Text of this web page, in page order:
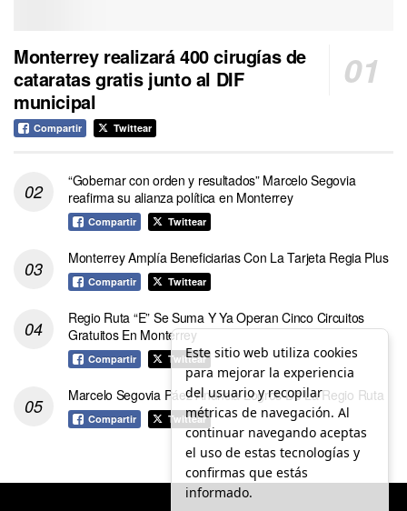
Monterrey realizará 400 cirugías de
cataratas gratis junto al DIF
municipal
Compartir Twittear
“Gobernar con orden y resultados” Marcelo Segovia
reafirma su alianza política en Monterrey
Compartir Twittear
Monterrey Amplía Beneficiarias Con La Tarjeta Regia Plus
Compartir Twittear
Regio Ruta “E” Se Suma Y Ya Operan Cinco Circuitos
Gratuitos En Monterrey
Compartir Twittear
Marcelo Segovia Páez Anuncia Logros De La Regio Ruta
Compartir Twittear
Este sitio web utiliza cookies
para mejorar la experiencia
del usuario y recopilar
métricas de navegación. Al
continuar navegando aceptas
el uso de estas tecnologías y
confirmas que estás
informado.